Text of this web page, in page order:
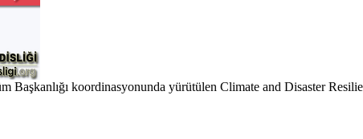
Başkanlığı koordinasyonunda yürütülen Climate and Disaster